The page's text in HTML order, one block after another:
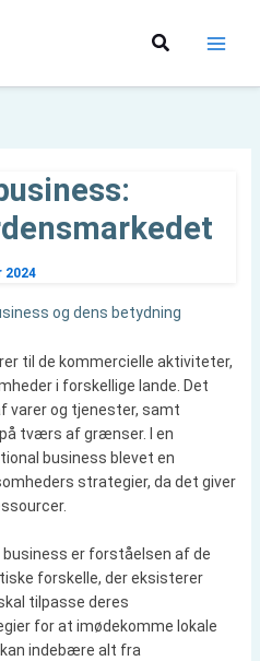
Søg
2024
og dens betydning
til de kommercielle aktiviteter,
i forskellige lande. Det
varer og tjenester, samt
tværs af grænser. I en
business blevet en
strategier, da det giver
er forståelsen af de
forskelle, der eksisterer
tilpasse deres
for at imødekomme lokale
indebære alt fra